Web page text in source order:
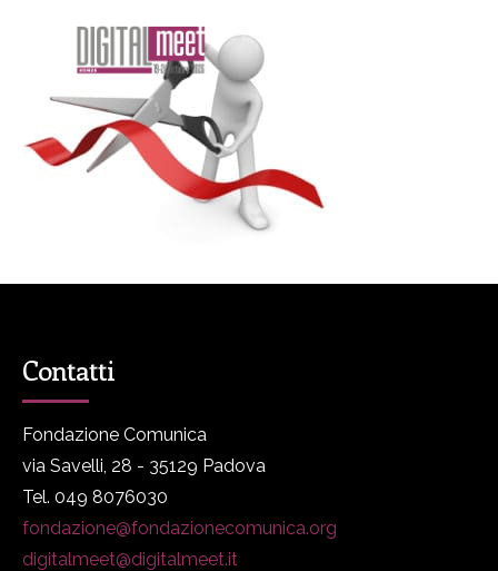
Contatti
Fondazione Comunica
via Savelli, 28 - 35129 Padova
Tel. 049 8076030
fondazione@fondazionecomunica.org
digitalmeet@digitalmeet.it